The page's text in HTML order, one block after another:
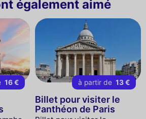
également aimé
16 € à partir de 13 €
Billet pour visiter le
Panthéon de Paris